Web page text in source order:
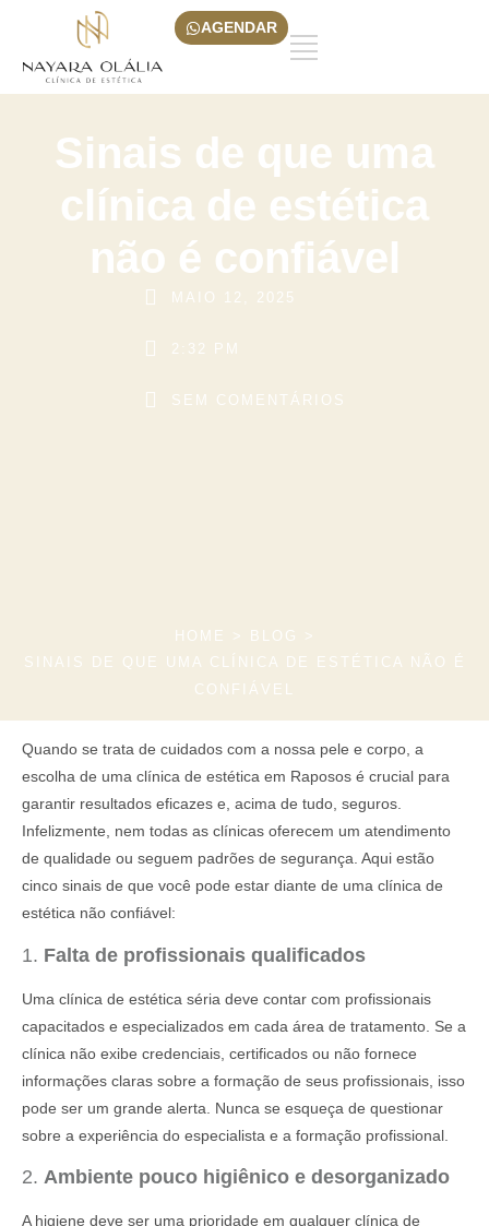
AGENDAR
Sinais de que uma
clínica de estética
não é confiável
MAIO 12, 2025
2:32 PM
SEM COMENTÁRIOS
HOME > BLOG >
SINAIS DE QUE UMA CLÍNICA DE ESTÉTICA NÃO É
CONFIÁVEL
Quando se trata de cuidados com a nossa pele e corpo, a
escolha de uma clínica de estética em Raposos é crucial para
garantir resultados eficazes e, acima de tudo, seguros.
Infelizmente, nem todas as clínicas oferecem um atendimento
de qualidade ou seguem padrões de segurança. Aqui estão
cinco sinais de que você pode estar diante de uma clínica de
estética não confiável:
1. Falta de profissionais qualificados
Uma clínica de estética séria deve contar com profissionais
capacitados e especializados em cada área de tratamento. Se a
clínica não exibe credenciais, certificados ou não fornece
informações claras sobre a formação de seus profissionais, isso
pode ser um grande alerta. Nunca se esqueça de questionar
sobre a experiência do especialista e a formação profissional.
2. Ambiente pouco higiênico e desorganizado
A higiene deve ser uma prioridade em qualquer clínica de